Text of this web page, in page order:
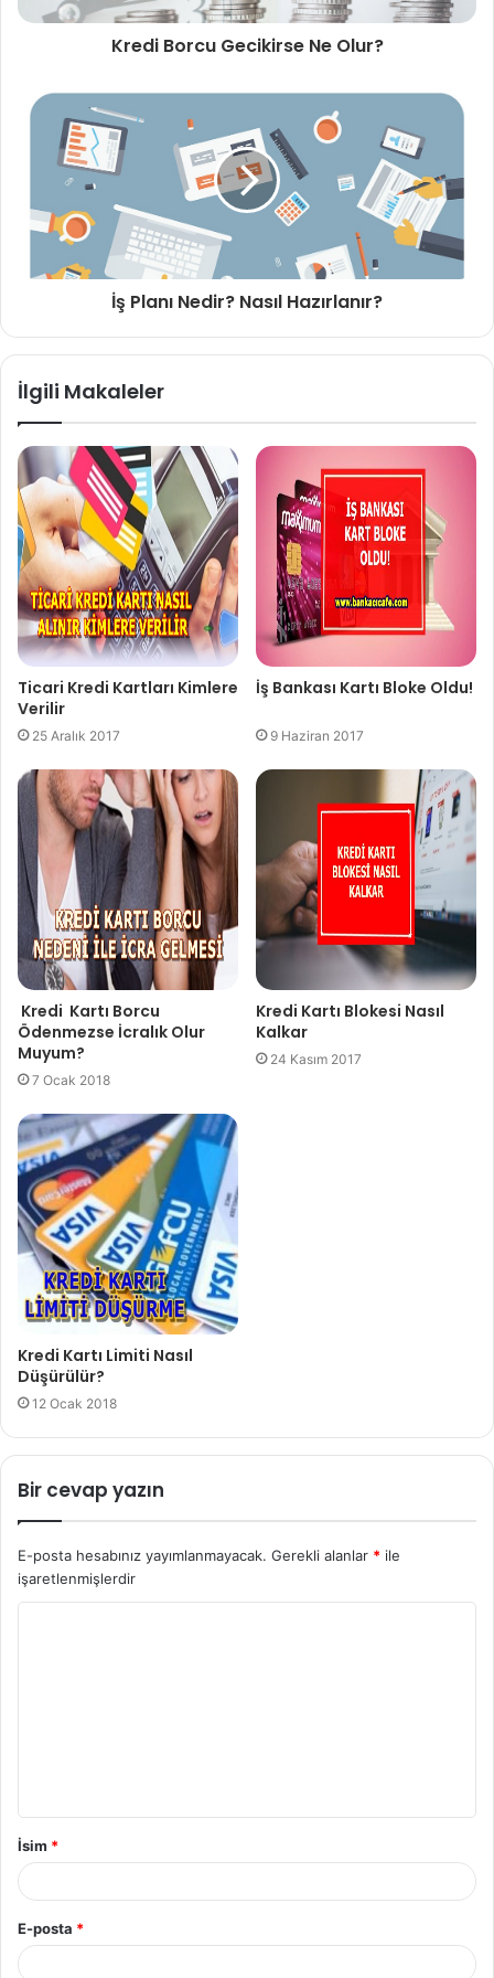
Kredi Borcu Gecikirse Ne Olur?
İş Planı Nedir? Nasıl Hazırlanır?
İlgili Makaleler
Ticari Kredi Kartları Kimlere
Verilir
25 Aralık 2017
İş Bankası Kartı Bloke Oldu!
9 Haziran 2017
Kredi Kartı Borcu
Ödenmezse İcralık Olur
Muyum?
7 Ocak 2018
Kredi Kartı Blokesi Nasıl
Kalkar
24 Kasım 2017
Kredi Kartı Limiti Nasıl
Düşürülür?
12 Ocak 2018
Bir cevap yazın
E-posta hesabınız yayımlanmayacak. Gerekli alanlar * ile
işaretlenmişlerdir
İsim *
E-posta *